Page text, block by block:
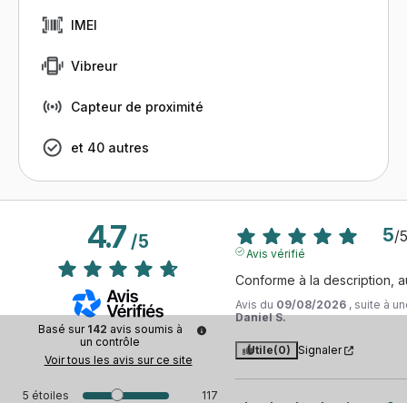
IMEI
Vibreur
Capteur de proximité
et 40 autres
4.7/5
Basé sur 142 avis soumis à
un contrôle
Voir tous les avis sur ce site
5 étoiles 117
5/5
Avis vérifié
Conforme à la description,
Avis du 09/08/2026 , suite à
Daniel S.
Utile(0) Signaler